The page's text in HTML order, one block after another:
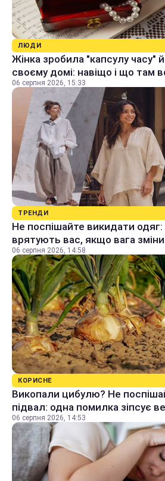
ЛЮДИ
Жінка зробила "капсулу часу" й
своєму домі: навіщо і що там
06 серпня 2026, 15:33
ТРЕНДИ
Не поспішайте викидати одяг:
врятують вас, якщо вага
06 серпня 2026, 14:58
КОРИСНЕ
Викопали цибулю? Не
підвал: одна помилка зіпсує
06 серпня 2026, 14:53